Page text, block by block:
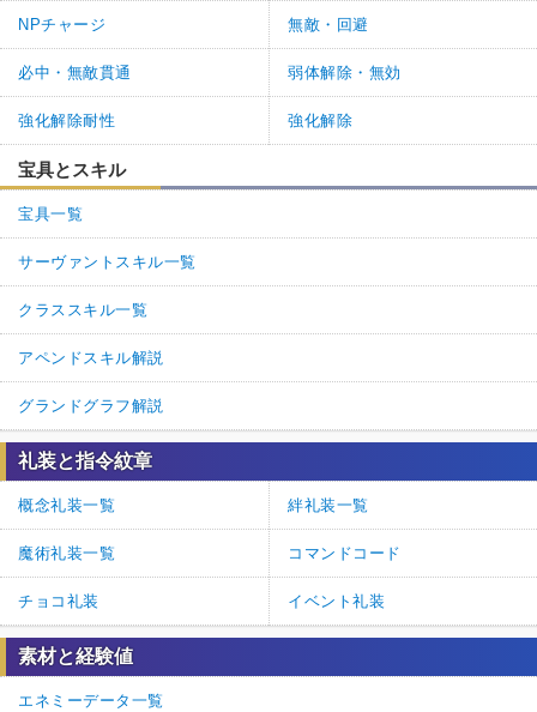
NPチャージ 無敵・回避
必中・無敵貫通 弱体解除・無効
強化解除耐性 強化解除
宝具とスキル
宝具一覧
サーヴァントスキル一覧
クラススキル一覧
アペンドスキル解説
グランドグラフ解説
礼装と指令紋章
概念礼装一覧 絆礼装一覧
魔術礼装一覧 コマンドコード
チョコ礼装 イベント礼装
素材と経験値
エネミーデータ一覧